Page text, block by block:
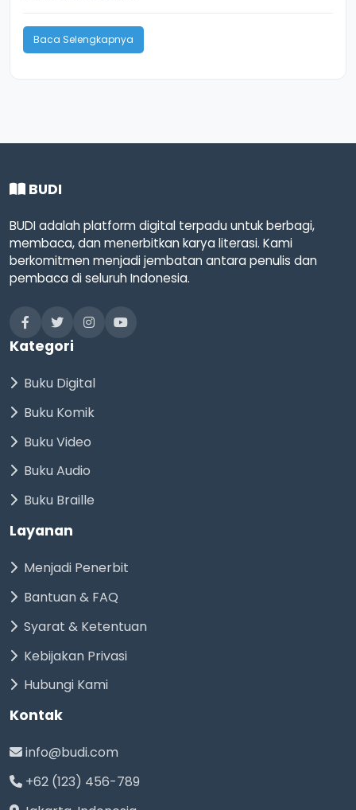
Baca Selengkapnya
BUDI
BUDI adalah platform digital terpadu untuk berbagi,
membaca, dan menerbitkan karya literasi. Kami
berkomitmen menjadi jembatan antara penulis dan
pembaca di seluruh Indonesia.
Kategori
Buku Digital
Buku Komik
Buku Video
Buku Audio
Buku Braille
Layanan
Menjadi Penerbit
Bantuan & FAQ
Syarat & Ketentuan
Kebijakan Privasi
Hubungi Kami
Kontak
info@budi.com
+62 (123) 456-789